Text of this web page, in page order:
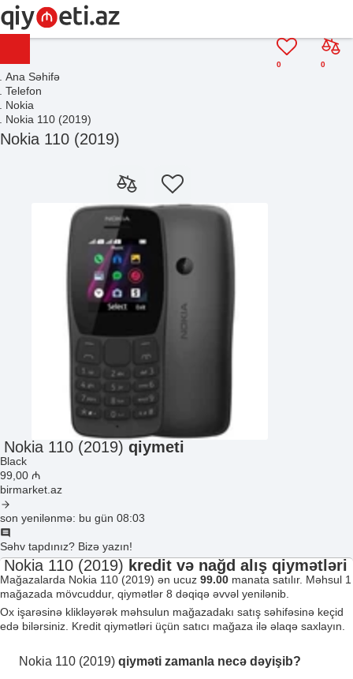
0
0
Ana Səhifə
Telefon
Nokia
Nokia 110 (2019)
Nokia 110 (2019)
Nokia 110 (2019) qiymeti
Black
99 ,00 ₼
birmarket.az
son yenilənmə: bu gün 08:03
Səhv tapdınız? Bizə yazın!
Nokia 110 (2019) kredit və nağd alış qiymətləri
Mağazalarda Nokia 110 (2019) ən ucuz 99.00 manata satılır. Məhsul 1
mağazada mövcuddur, qiymətlər 8 dəqiqə əvvəl yenilənib.
Ox işarəsinə klikləyərək məhsulun mağazadakı satış səhifəsinə keçid
edə bilərsiniz. Kredit qiymətləri üçün satıcı mağaza ilə əlaqə saxlayın.
Nokia 110 (2019) qiyməti zamanla necə dəyişib?